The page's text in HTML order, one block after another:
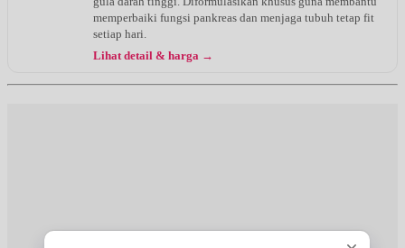
memperbaiki fungsi pankreas dan menjaga tubuh tetap fit
setiap hari.
Lihat detail & harga →